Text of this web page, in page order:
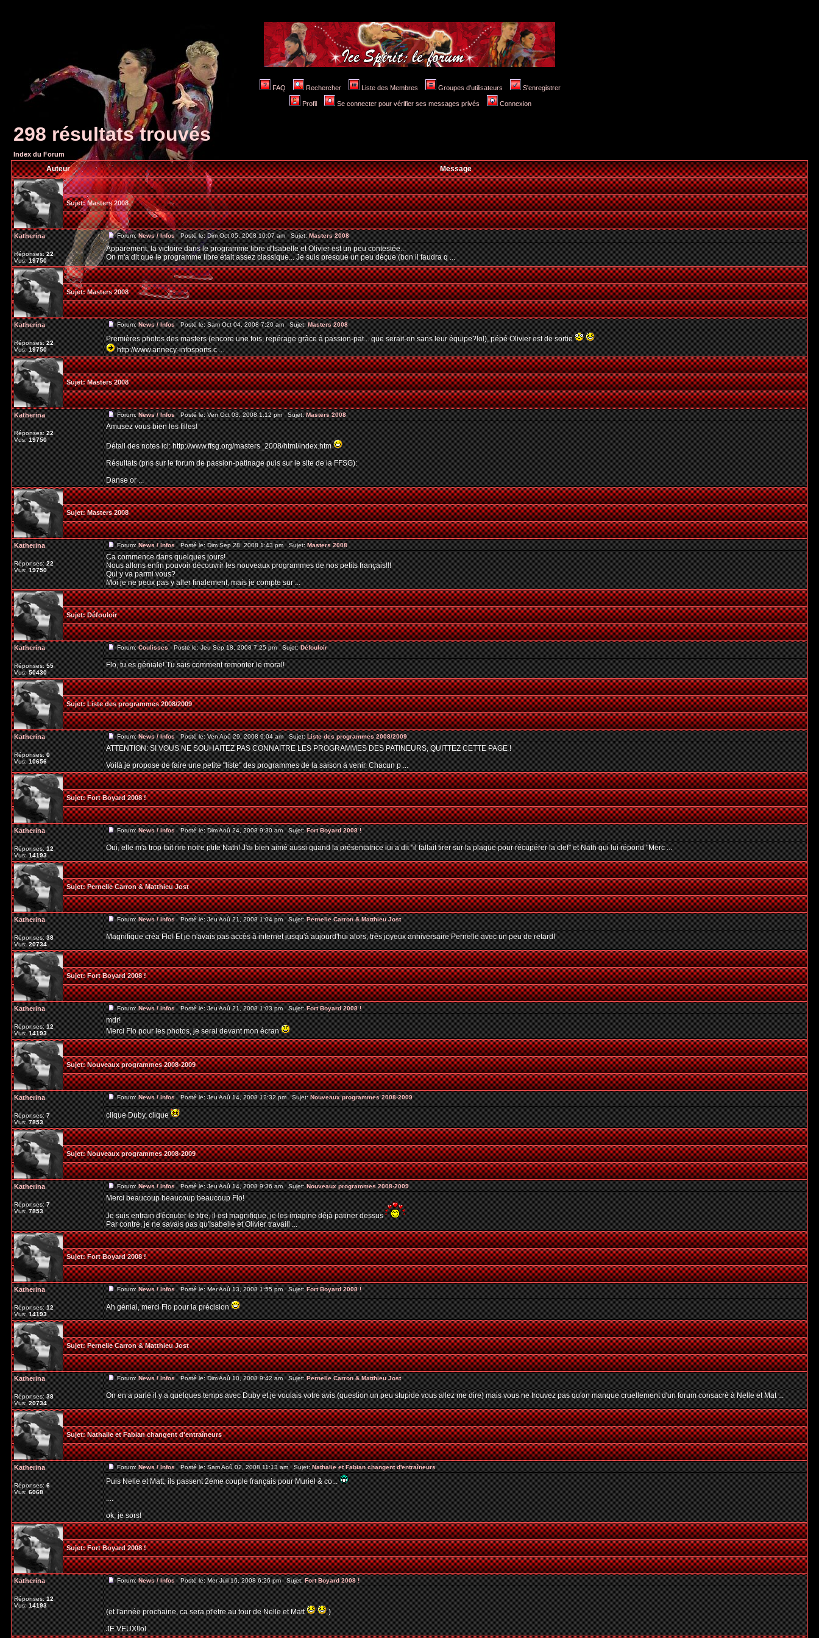
FAQ Rechercher Liste des Membres Groupes d'utilisateurs S'enregistrer
Profil Se connecter pour vérifier ses messages privés Connexion
298 résultats trouvés
Index du Forum
Auteur Message
Sujet:Masters 2008
Katherina
Réponses:22
Vus:19750
Forum:News / InfosPosté le: Dim Oct 05, 2008 10:07 am Sujet:Masters 2008
Apparement, la victoire dans le programme libre d'Isabelle et Olivier est un peu contestée...
On m'a dit que le programme libre était assez classique... Je suis presque un peu déçue (bon il faudra q ...
Sujet:Masters 2008
Katherina
Réponses:22
Vus:19750
Forum:News / InfosPosté le: Sam Oct 04, 2008 7:20 am Sujet:Masters 2008
Premières photos des masters (encore une fois, repérage grâce à passion-pat... que serait-on sans leur équipe?lol), pépé Olivier est de sortie
http://www.annecy-infosports.c ...
Sujet:Masters 2008
Katherina
Réponses:22
Vus:19750
Forum:News / InfosPosté le: Ven Oct 03, 2008 1:12 pm Sujet:Masters 2008
Amusez vous bien les filles!
Détail des notes ici: http://www.ffsg.org/masters_2008/html/index.htm
Résultats (pris sur le forum de passion-patinage puis sur le site de la FFSG):
Danse or ...
Sujet:Masters 2008
Katherina
Réponses:22
Vus:19750
Forum:News / InfosPosté le: Dim Sep 28, 2008 1:43 pm Sujet:Masters 2008
Ca commence dans quelques jours!
Nous allons enfin pouvoir découvrir les nouveaux programmes de nos petits français!!!
Qui y va parmi vous?
Moi je ne peux pas y aller finalement, mais je compte sur ...
Sujet:Défouloir
Katherina
Réponses:55
Vus:50430
Forum:CoulissesPosté le: Jeu Sep 18, 2008 7:25 pm Sujet:Défouloir
Flo, tu es géniale! Tu sais comment remonter le moral!
Sujet:Liste des programmes 2008/2009
Katherina
Réponses:0
Vus:10656
Forum:News / InfosPosté le: Ven Aoû 29, 2008 9:04 am Sujet:Liste des programmes 2008/2009
ATTENTION: SI VOUS NE SOUHAITEZ PAS CONNAITRE LES PROGRAMMES DES PATINEURS, QUITTEZ CETTE PAGE !
Voilà je propose de faire une petite "liste" des programmes de la saison à venir. Chacun p ...
Sujet:Fort Boyard 2008 !
Katherina
Réponses:12
Vus:14193
Forum:News / InfosPosté le: Dim Aoû 24, 2008 9:30 am Sujet:Fort Boyard 2008 !
Oui, elle m'a trop fait rire notre ptite Nath! J'ai bien aimé aussi quand la présentatrice lui a dit "il fallait tirer sur la plaque pour récupérer la clef" et Nath qui lui répond "Merc ...
Sujet:Pernelle Carron & Matthieu Jost
Katherina
Réponses:38
Vus:20734
Forum:News / InfosPosté le: Jeu Aoû 21, 2008 1:04 pm Sujet:Pernelle Carron & Matthieu Jost
Magnifique créa Flo! Et je n'avais pas accès à internet jusqu'à aujourd'hui alors, très joyeux anniversaire Pernelle avec un peu de retard!
Sujet:Fort Boyard 2008 !
Katherina
Réponses:12
Vus:14193
Forum:News / InfosPosté le: Jeu Aoû 21, 2008 1:03 pm Sujet:Fort Boyard 2008 !
mdr!
Merci Flo pour les photos, je serai devant mon écran
Sujet:Nouveaux programmes 2008-2009
Katherina
Réponses:7
Vus:7853
Forum:News / InfosPosté le: Jeu Aoû 14, 2008 12:32 pm Sujet:Nouveaux programmes 2008-2009
clique Duby, clique
Sujet:Nouveaux programmes 2008-2009
Katherina
Réponses:7
Vus:7853
Forum:News / InfosPosté le: Jeu Aoû 14, 2008 9:36 am Sujet:Nouveaux programmes 2008-2009
Merci beaucoup beaucoup beaucoup Flo!
Je suis entrain d'écouter le titre, il est magnifique, je les imagine déjà patiner dessus
Par contre, je ne savais pas qu'Isabelle et Olivier travaill ...
Sujet:Fort Boyard 2008 !
Katherina
Réponses:12
Vus:14193
Forum:News / InfosPosté le: Mer Aoû 13, 2008 1:55 pm Sujet:Fort Boyard 2008 !
Ah génial, merci Flo pour la précision
Sujet:Pernelle Carron & Matthieu Jost
Katherina
Réponses:38
Vus:20734
Forum:News / InfosPosté le: Dim Aoû 10, 2008 9:42 am Sujet:Pernelle Carron & Matthieu Jost
On en a parlé il y a quelques temps avec Duby et je voulais votre avis (question un peu stupide vous allez me dire) mais vous ne trouvez pas qu'on manque cruellement d'un forum consacré à Nelle et Mat ...
Sujet:Nathalie et Fabian changent d'entraîneurs
Katherina
Réponses:6
Vus:6068
Forum:News / InfosPosté le: Sam Aoû 02, 2008 11:13 am Sujet:Nathalie et Fabian changent d'entraîneurs
Puis Nelle et Matt, ils passent 2ème couple français pour Muriel & co...
....
ok, je sors!
Sujet:Fort Boyard 2008 !
Katherina
Réponses:12
Vus:14193
Forum:News / InfosPosté le: Mer Juil 16, 2008 6:26 pm Sujet:Fort Boyard 2008 !
(et l'année prochaine, ca sera pt'etre au tour de Nelle et Matt
)
JE VEUX!lol